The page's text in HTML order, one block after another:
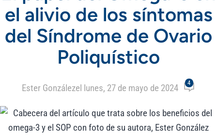
el alivio de los síntomas
del Síndrome de Ovario
Poliquístico
Ester Gonzálezel lunes, 27 de mayo de 2024 4